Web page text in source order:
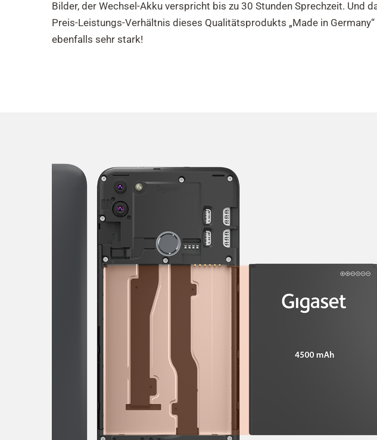
Bilder, der Wechsel-Akku verspricht bis zu 30 Stunden Sprechzeit. Und
Preis-Leistungs-Verhältnis dieses Qualitätsprodukts „Made in
ebenfalls sehr stark!